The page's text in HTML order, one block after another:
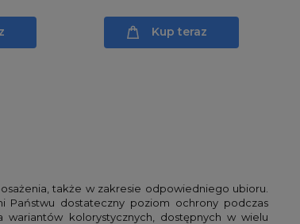
Kup teraz
także w zakresie odpowiedniego ubioru.
dostateczny poziom ochrony podczas
wariantów kolorystycznych, dostępnych w wielu